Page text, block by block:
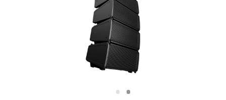
Slide
1 Slide
2